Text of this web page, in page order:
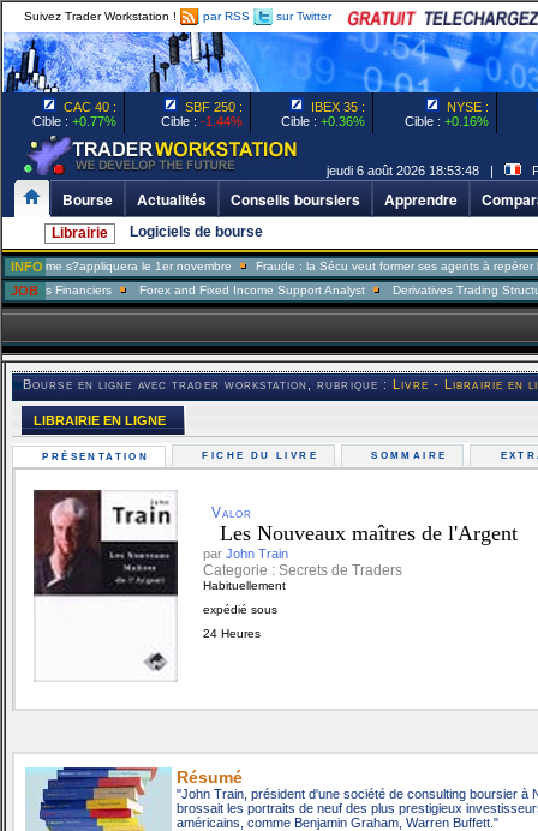
Suivez Trader Workstation ! par RSS sur Twitter
CAC 40 :
Cible : +0.77%
SBF 250 :
Cible : -1.44%
IBEX 35 :
Cible : +0.36%
NYSE :
Cible : +0.16%
jeudi 6 août 2026 18:53:48 |
Bourse Actualités Conseils boursiers Apprendre
Librairie Logiciels de bourse
INFO
s?appliquera le 1er novembre Fraude : la Sécu veut former ses agents à repérer les
JOB Forex and Fixed Income Support Analyst Derivatives Trading Structurer
Bourse en ligne avec trader workstation, rubrique :Livre - Librairie en
LIBRAIRIE EN LIGNE
PRÉSENTATION FICHE DU LIVRE SOMMAIRE
Valor
Les Nouveaux maîtres de l'Argent
par John Train
Categorie : Secrets de Traders
Habituellement
expédié sous
24 Heures
Résumé
"John Train, président d'une société de consulting boursier à
brossait les portraits de neuf des plus prestigieux
américains, comme Benjamin Graham, Warren Buffett."